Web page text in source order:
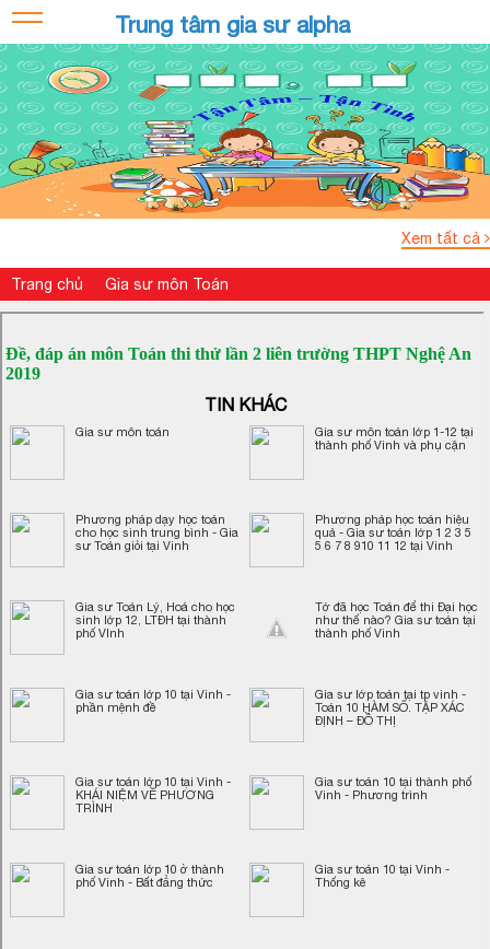
Trung tâm gia sư alpha
Xem tất cả
Trang chủ Gia sư môn Toán
Đề, đáp án môn Toán thi thử lần 2 liên trường THPT Nghệ An
2019
TIN KHÁC
Gia sư môn toán
Gia sư môn toán lớp 1-12 tại
thành phố Vinh và phụ cận
Phương pháp dạy học toán
cho học sinh trung bình - Gia
sư Toán giỏi tại Vinh
Phương pháp học toán hiệu
quả - Gia sư toán lớp 1 2 3 5
5 6 7 8 910 11 12 tại Vinh
Gia sư Toán Lý, Hoá cho học
sinh lớp 12, LTĐH tại thành
phố VInh
Tớ đã học Toán để thi Đại học
như thế nào? Gia sư toán tại
thành phố Vinh
Gia sư toán lớp 10 tại Vinh -
phần mệnh đề
Gia sư lớp toán tại tp vinh -
Toán 10 HÀM SỐ. TẬP XÁC
ĐỊNH – ĐỒ THỊ
Gia sư toán lớp 10 tại Vinh -
KHÁI NIỆM VỀ PHƯƠNG
TRÌNH
Gia sư toán 10 tại thành phố
Vinh - Phương trình
Gia sư toán lớp 10 ở thành
phố Vinh - Bất đẳng thức
Gia sư toán 10 tại Vinh -
Thống kê